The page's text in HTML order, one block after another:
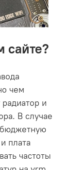
сайте?
чем
и
В случае
бюджетную
плата
частоты